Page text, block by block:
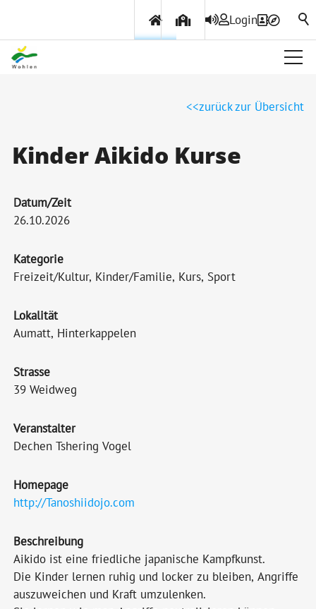
Login
Politik & Verwaltung
Themen & Services
zurück zur Übersicht
Kinder Aikido Kurse
Datum/Zeit
26.10.2026
Kategorie
Freizeit/Kultur, Kinder/Familie, Kurs, Sport
Lokalität
Aumatt, Hinterkappelen
Strasse
39 Weidweg
Veranstalter
Dechen Tshering Vogel
Homepage
http://Tanoshiidojo.com
Beschreibung
Aikido ist eine friedliche japanische Kampfkunst.
Die Kinder lernen ruhig und locker zu bleiben, Angriffe
auszuweichen und Kraft umzulenken.